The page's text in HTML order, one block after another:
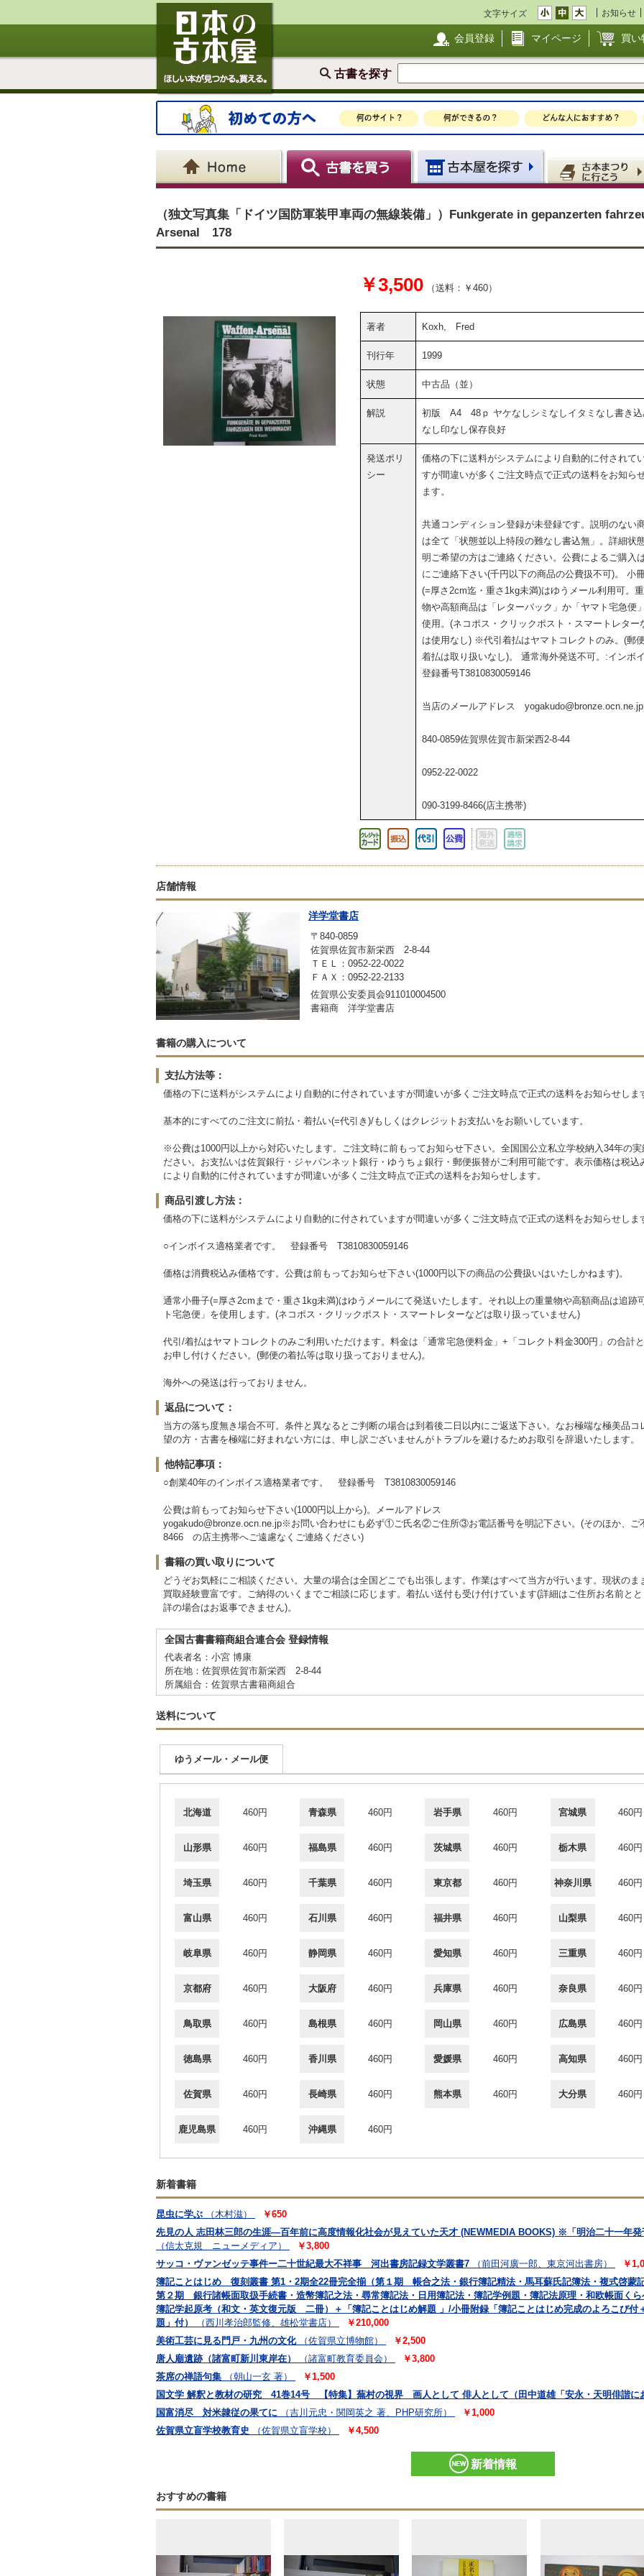
文字サイズ お知らせ
会員登録 マイページ 買い
古書を探す
（独文写真集「ドイツ国防軍装甲車両の無線装備」）Funkgerate in gepanzerten
Arsenal 178
￥3,500 （送料：￥460）
著者 Koxh, Fred
刊行年 1999
状態 中古品（並）
解説
初版 A4 48ｐ ヤケなしシミなしイタミなし書き込
なし印なし保存良好
発送ポリ
シー
価格の下に送料がシステムにより自動的に付されて
すが間違いが多くご注文時点で正式の送料をお知ら
ます。
共通コンディション登録が未登録です。説明のない
は全て「状態並以上特段の難なし書込無」。詳細状
明ご希望の方はご連絡ください。公費によるご購入
にご連絡下さい(千円以下の商品の公費扱不可)。 小
(=厚さ2cm迄・重さ1kg未満)はゆうメール利用可。
物や高額商品は「レターパック」か「ヤマト宅急便
使用。(ネコポス・クリックポスト・スマートレター
は使用なし) ※代引着払はヤマトコレクトのみ。(郵
着払は取り扱いなし)。 通常海外発送不可。:インボ
登録番号T3810830059146
当店のメールアドレス yogakudo@bronze.ocn.ne.jp
840-0859佐賀県佐賀市新栄西2-8-44
0952-22-0022
090-3199-8466(店主携帯)
店舗情報
洋学堂書店
〒840-0859
佐賀県佐賀市新栄西 2-8-44
ＴＥＬ：0952-22-0022
ＦＡＸ：0952-22-2133
佐賀県公安委員会911010004500
書籍商 洋学堂書店
書籍の購入について
支払方法等：
価格の下に送料がシステムにより自動的に付されていますが間違いが多くご注文時点で正式の送料をお知らせしま
基本的にすべてのご注文に前払・着払い(=代引き)/もしくはクレジットお支払いをお願いしています。
※公費は1000円以上から対応いたします。ご注文時に前もってお知らせ下さい。全国国公立私立学校納入34年の
ださい。お支払いは佐賀銀行・ジャパンネット銀行・ゆうちょ銀行・郵便振替がご利用可能です。表示価格は税
により自動的に付されていますが間違いが多くご注文時点で正式の送料をお知らせします。
商品引渡し方法：
価格の下に送料がシステムにより自動的に付されていますが間違いが多くご注文時点で正式の送料をお知らせしま
○インボイス適格業者です。 登録番号 T3810830059146
価格は消費税込み価格です。公費は前もってお知らせ下さい(1000円以下の商品の公費扱いはいたしかねます)。
通常小冊子(=厚さ2cmまで・重さ1kg未満)はゆうメールにて発送いたします。それ以上の重量物や高額商品は追跡
ト宅急便」を使用します。(ネコポス・クリックポスト・スマートレターなどは取り扱っていません)
代引/着払はヤマトコレクトのみご利用いただけます。料金は「通常宅急便料金」+「コレクト料金300円」の合計
お申し付けください。(郵便の着払等は取り扱っておりません)。
海外への発送は行っておりません。
返品について：
当方の落ち度無き場合不可。条件と異なるとご判断の場合は到着後二日以内にご返送下さい。なお極端な極美品
望の方・古書を極端に好まれない方には、申し訳ございませんがトラブルを避けるためお取引を辞退いたします。
他特記事項：
○創業40年のインボイス適格業者です。 登録番号 T3810830059146
公費は前もってお知らせ下さい(1000円以上から)。メールアドレス
yogakudo@bronze.ocn.ne.jp※お問い合わせにも必ず①ご氏名②ご住所③お電話番号を明記下さい。(そのほか、
8466 の店主携帯へご遠慮なくご連絡ください)
書籍の買い取りについて
どうぞお気軽にご相談ください。大量の場合は全国どこでも出張します。作業はすべて当方が行います。現状の
買取経験豊富です。ご納得のいくまでご相談に応じます。着払い送付も受け付けています(詳細はご住所お名前と
詳の場合はお返事できません)。
全国古書書籍商組合連合会 登録情報
代表者名：小宮 博康
所在地：佐賀県佐賀市新栄西 2-8-44
所属組合：佐賀県古書籍商組合
送料について
ゆうメール・メール便
北海道 460円 青森県 460円 岩手県 460円 宮城県 460円
山形県 460円 福島県 460円 茨城県 460円 栃木県 460円
埼玉県 460円 千葉県 460円 東京都 460円 神奈川県 460円
富山県 460円 石川県 460円 福井県 460円 山梨県 460円
岐阜県 460円 静岡県 460円 愛知県 460円 三重県 460円
京都府 460円 大阪府 460円 兵庫県 460円 奈良県 460円
鳥取県 460円 島根県 460円 岡山県 460円 広島県 460円
徳島県 460円 香川県 460円 愛媛県 460円 高知県 460円
佐賀県 460円 長崎県 460円 熊本県 460円 大分県 460円
鹿児島県 460円 沖縄県 460円
新着書籍
昆虫に学ぶ （木村滋）
￥650
先見の人 志田林三郎の生涯―百年前に高度情報化社会が見えていた天才 (NEWMEDIA BOOKS) ※「明治二十一
（信太克規 ニューメディア）
￥3,800
サッコ・ヴァンゼッテ事件ー二十世紀最大不祥事 河出書房記録文学叢書7
（前田河廣一郎、東京河出書房）
￥
簿記ことはじめ 復刻叢書 第1・2期全22冊完全揃（第１期 帳合之法・銀行簿記精法・馬耳蘇氏記簿法・複式啓
第２期 銀行諸帳面取扱手続書・造幣簿記之法・尋常簿記法・日用簿記法・簿記学例題・簿記法原理・和欧帳面く
簿記学起原考（和文・英文復元版 二冊）＋「簿記ことはじめ解題 」/小冊附録「簿記ことはじめ完成のよろこび付
題」付）
（西川孝治郎監修、雄松堂書店）
￥210,000
美術工芸に見る門戸・九州の文化
（佐賀県立博物館）
￥2,500
唐人廟遺跡（諸富町新川東岸在）
（諸富町教育委員会）
￥3,800
茶席の禅語句集
（朝山一玄 著）
￥1,500
国文学 解釈と教材の研究 41巻14号 【特集】蕪村の視界 画人として 俳人として（田中道雄「安永・天明俳諧に
国富消尽 対米隷従の果てに
（吉川元忠・関岡英之 著、PHP研究所）
￥1,000
佐賀県立盲学校教育史
（佐賀県立盲学校） ￥4,500
新着情報
おすすめの書籍